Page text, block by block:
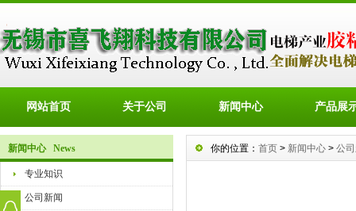
网站首页 关于公司 新闻中心 产品展
新闻中心 News
专业知识
公司新闻
你的位置： 首页 > 新闻中心 > 公